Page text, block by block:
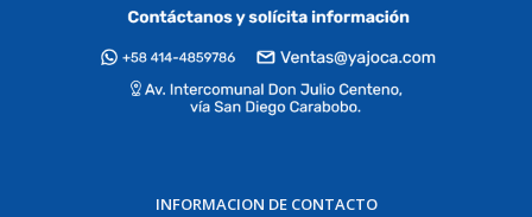
INFORMACION DE CONTACTO